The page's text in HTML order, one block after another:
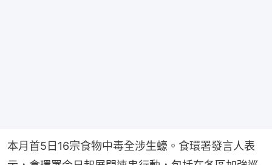
本月首5日16宗食物中毒全涉生蠔。食環署發言人表